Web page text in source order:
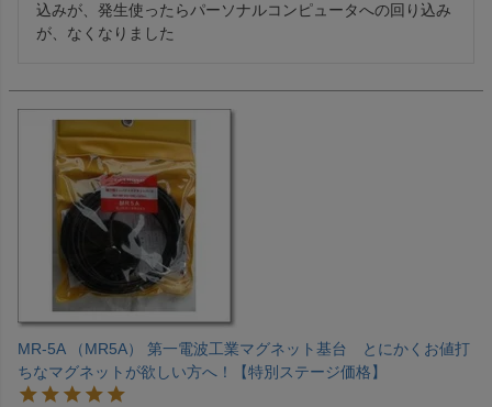
込みが、発生使ったらパーソナルコンピュータへの回り込み
が、なくなりました
MR-5A （MR5A） 第一電波工業マグネット基台 とにかくお値打
ちなマグネットが欲しい方へ！【特別ステージ価格】